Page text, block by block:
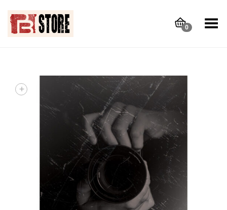
0
Toggle Menu
+